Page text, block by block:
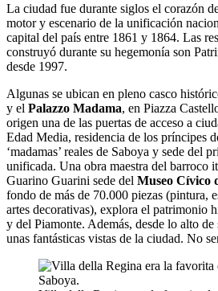
La ciudad fue durante siglos el corazón
motor y escenario de la unificación
capital del país entre 1861 y 1864. Las
construyó durante su hegemonía son
desde 1997.
Algunas se ubican en pleno casco
y el Palazzo Madama, en Piazza
origen una de las puertas de acceso a
Edad Media, residencia de los príncipes
‘madamas’ reales de Saboya y sede del
unificada. Una obra maestra del barroco
Guarino Guarini sede del Museo Cívico
fondo de más de 70.000 piezas (pintura,
artes decorativas), explora el patrimonio
y del Piamonte. Además, desde lo alto de
unas fantásticas vistas de la ciudad. No